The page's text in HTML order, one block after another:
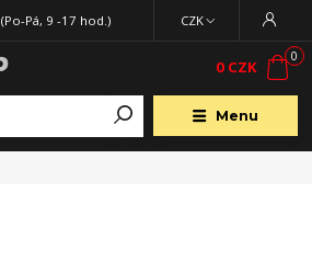
Menu
CZK
(Po-Pá, 9 -17 hod.)
0
0 CZK